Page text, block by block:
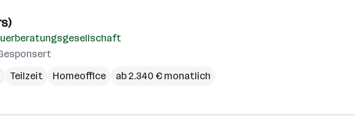
Teilzeit Homeoffice ab 2.340 € monatlich